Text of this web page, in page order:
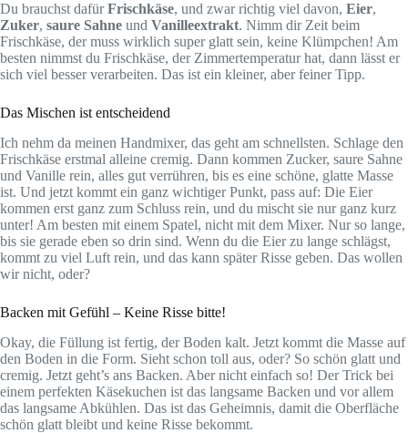
Du brauchst dafürFrischkäse, und zwar richtig viel davon, Eier,
Zuker, saure Sahne und Vanilleextrakt. Nimm dir Zeit beim
Frischkäse, der muss wirklich super glatt sein, keine Klümpchen! Am
besten nimmst du Frischkäse, der Zimmertemperatur hat, dann lässt er
sich viel besser verarbeiten. Das ist ein kleiner, aber feiner Tipp.
Das Mischen ist entscheidend
Ich nehm da meinen Handmixer, das geht am schnellsten. Schlage den
Frischkäse erstmal alleine cremig. Dann kommen Zucker, saure Sahne
und Vanille rein, alles gut verrühren, bis es eine schöne, glatte Masse
ist. Und jetzt kommt ein ganz wichtiger Punkt, pass auf: Die Eier
kommen erst ganz zum Schluss rein, und du mischt sie nur ganz kurz
unter! Am besten mit einem Spatel, nicht mit dem Mixer. Nur so lange,
bis sie gerade eben so drin sind. Wenn du die Eier zu lange schlägst,
kommt zu viel Luft rein, und das kann später Risse geben. Das wollen
wir nicht, oder?
Backen mit Gefühl – Keine Risse bitte!
Okay, die Füllung ist fertig, der Boden kalt. Jetzt kommt die Masse auf
den Boden in die Form. Sieht schon toll aus, oder? So schön glatt und
cremig. Jetzt geht’s ans Backen. Aber nicht einfach so! Der Trick bei
einem perfekten Käsekuchen ist das langsame Backen und vor allem
das langsame Abkühlen. Das ist das Geheimnis, damit die Oberfläche
schön glatt bleibt und keine Risse bekommt.